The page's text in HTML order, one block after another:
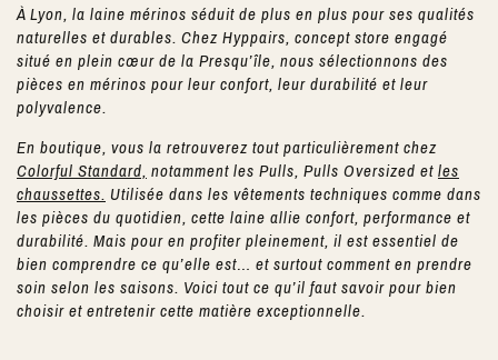
À Lyon, la laine mérinos séduit de plus en plus pour ses qualités
naturelles et durables. ChezHyppairs, concept store engagé
situé en plein cœur de la Presqu’île, nous sélectionnons des
pièces en mérinos pour leur confort, leur durabilité et leur
polyvalence.
En boutique, vous la retrouverez tout particulièrement chez
Colorful Standard, notamment les Pulls, Pulls Oversized etles
chaussettes. Utilisée dans les vêtements techniques comme dans
les pièces du quotidien, cette laine allie confort, performance et
durabilité. Mais pour en profiter pleinement, il est essentiel de
bien comprendre ce qu’elle est… et surtout comment en prendre
soin selon les saisons. Voici tout ce qu’il faut savoir pour bien
choisir et entretenir cette matière exceptionnelle.